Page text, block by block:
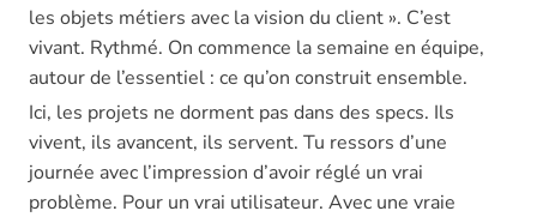
les objets métiers avec la vision du client ». C’est
vivant. Rythmé. On commence la semaine en équipe,
autour de l’essentiel : ce qu’on construit ensemble.
Ici, les projets ne dorment pas dans des specs. Ils
vivent, ils avancent, ils servent. Tu ressors d’une
journée avec l’impression d’avoir réglé un vrai
problème. Pour un vrai utilisateur. Avec une vraie